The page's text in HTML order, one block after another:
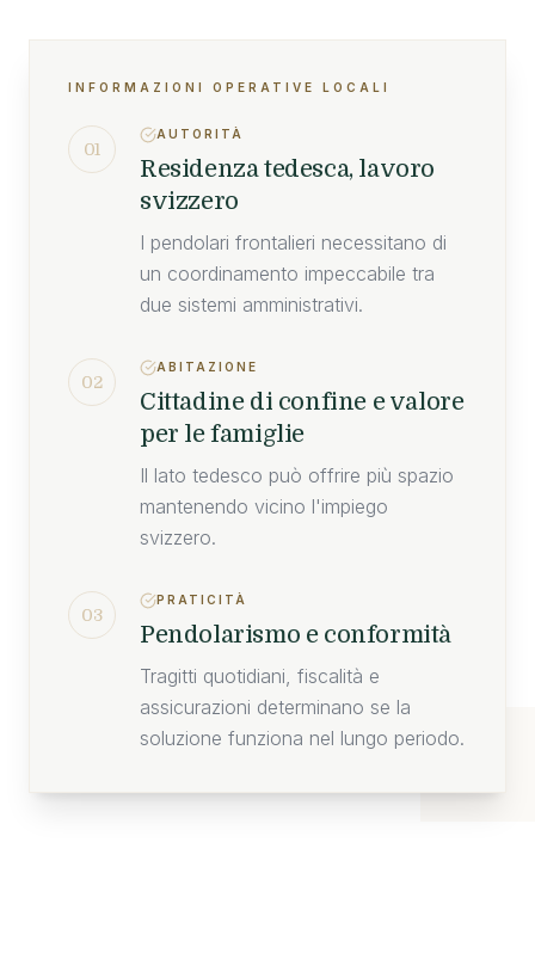
INFORMAZIONI OPERATIVE LOCALI
01
AUTORITÀ
Residenza tedesca, lavoro
svizzero
I pendolari frontalieri necessitano di
un coordinamento impeccabile tra
due sistemi amministrativi.
02
ABITAZIONE
Cittadine di confine e valore
per le famiglie
Il lato tedesco può offrire più spazio
mantenendo vicino l'impiego
svizzero.
03
PRATICITÀ
Pendolarismo e conformità
Tragitti quotidiani, fiscalità e
assicurazioni determinano se la
soluzione funziona nel lungo periodo.